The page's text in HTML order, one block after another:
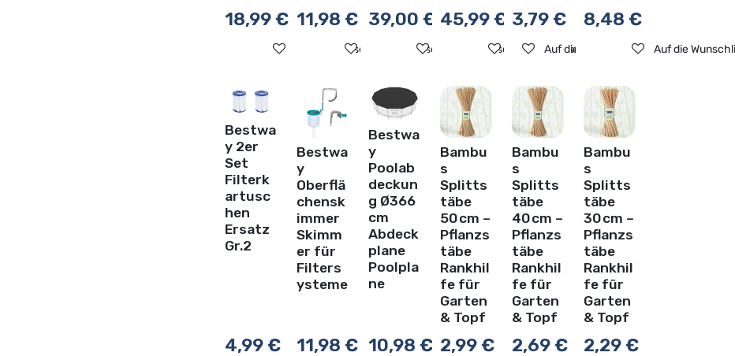
18,99€
Auf die Wunschliste
11,98 €
Auf die Wunschliste
39,00 €
Auf die Wunschliste
45,99€
Auf die Wunschliste
3,79€
Auf die Wunschliste
8,48 €
Auf die
Bestwa
y 2er
Set
Filterk
artusc
hen
Ersatz
Gr.2
4,99€
Bestwa
y
Oberflä
chensk
immer
Skimm
er für
Filters
ysteme
11,98 €
Bestwa
y
Poolab
deckun
g Ø366
cm
Abdeck
plane
Poolpla
ne
10,98 €
Bambu
s
Splitts
täbe
50 cm –
Pflanzs
täbe
Rankhil
fe für
Garten
& Topf
2,99€
Bambu
s
Splitts
täbe
40 cm –
Pflanzs
täbe
Rankhil
fe für
Garten
& Topf
2,69€
Bambu
s
Splitts
täbe
30 cm –
Pflanzs
täbe
Rankhil
fe für
Garten
& Topf
2,29€